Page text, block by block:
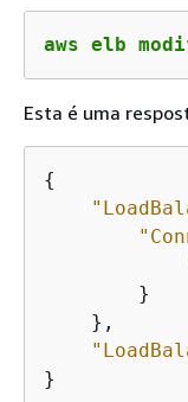
aws elb
Esta é uma
{
        }
    },